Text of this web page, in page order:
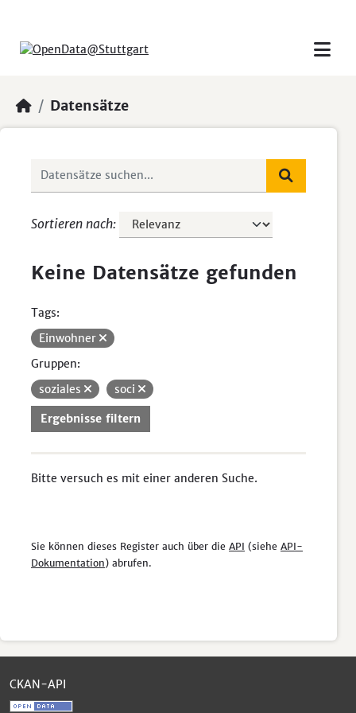
Datensätze
Sortieren nach
Keine Datensätze gefunden
Tags:
Einwohner
Gruppen:
soziales
soci
Ergebnisse filtern
Bitte versuch es mit einer anderen Suche.
Sie können dieses Register auch über die API (siehe API-
Dokumentation) abrufen.
CKAN-API